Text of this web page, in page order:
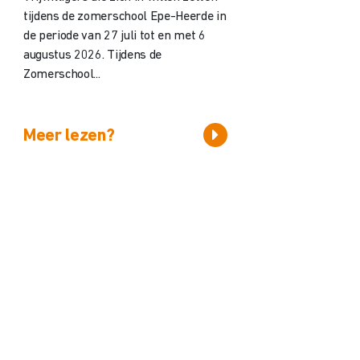
tijdens de zomerschool Epe-Heerde in
de periode van 27 juli tot en met 6
augustus 2026. Tijdens de
Zomerschool...
Meer lezen?